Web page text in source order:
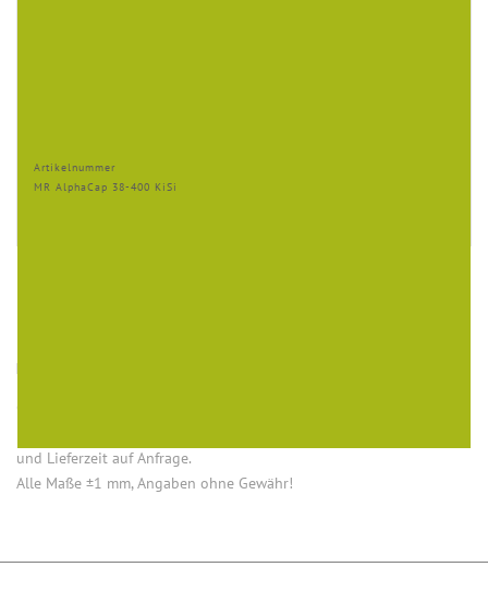
Artikelnummer
MR AlphaCap 38-400 KiSi
HINWEISE
und Lieferzeit auf Anfrage.
Alle Maße ±1 mm, Angaben ohne Gewähr!